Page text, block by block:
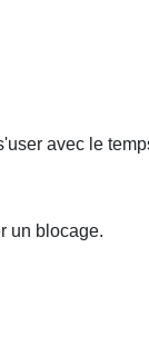
avec le
un blocage.